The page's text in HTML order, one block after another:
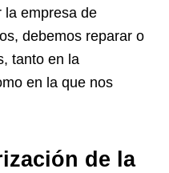
la empresa de
debemos reparar o
tanto en la
en la que nos
de la